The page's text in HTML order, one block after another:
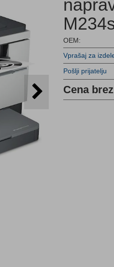
OEM:
Vprašaj za
Pošlji prijatelju
Cena